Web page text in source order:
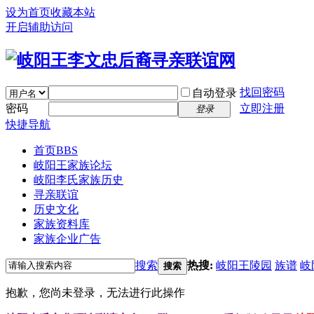
设为首页收藏本站
开启辅助访问
自动登录 找回密码
密码
登录
立即注册
快捷导航
首页BBS
岐阳王家族论坛
岐阳李氏家族历史
寻亲联谊
历史文化
家族资料库
家族企业广告
搜索 搜索 热搜: 岐阳王陵园 族谱 岐
抱歉，您尚未登录，无法进行此操作